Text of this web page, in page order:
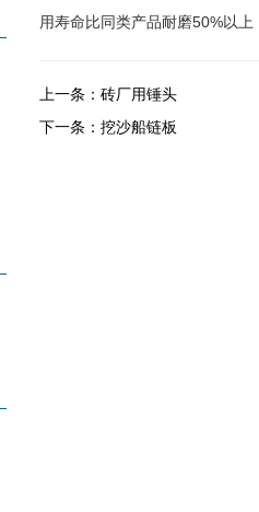
用寿命比同类产品耐磨50%以
上一条： 砖厂用锤头
下一条： 挖沙船链板